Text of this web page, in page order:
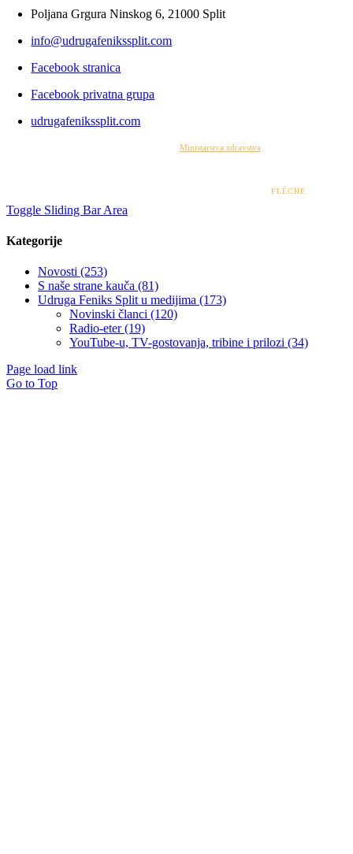
Poljana Grgura Ninskog 6, 21000 Split
info@udrugafenikssplit.com
Facebook stranica
Facebook privatna grupa
udrugafenikssplit.com
Ministarstva zdravstva
FLÈCHE
Toggle Sliding Bar Area
Kategorije
Novosti (253)
S naše strane kauča (81)
Udruga Feniks Split u medijima (173)
Novinski članci (120)
Radio-eter (19)
YouTube-u, TV-gostovanja, tribine i prilozi (34)
Page load link
Go to Top